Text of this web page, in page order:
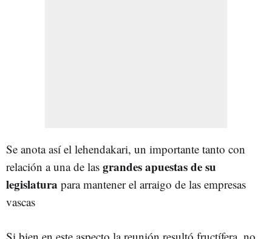
Se anota así el lehendakari, un importante tanto con
relación a una de las grandes apuestas de su
legislatura para mantener el arraigo de las empresas
vascas